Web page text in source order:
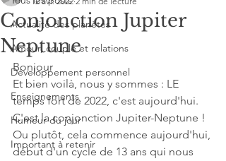
Actualité des planètes
Amour, couple et relations
Développement personnel
Enseignements
Humeur du jour
Important à retenir
Conjonction Jupiter
Neptune
Bonjour
Et bien voilà, nous y sommes : LE
temps fort de 2022, c'est aujourd'hui.
C'est la conjonction Jupiter-Neptune !
Ou plutôt, cela commence aujourd'hui,
début d'un cycle de 13 ans qui nous